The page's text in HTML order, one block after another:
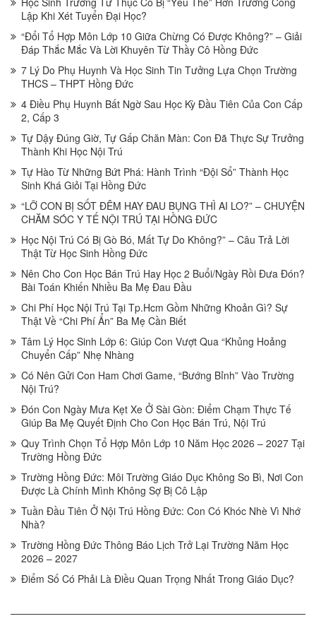
Lập Khi Xét Tuyển Đại Học?
“Đổi Tổ Hợp Môn Lớp 10 Giữa Chừng Có Được Không?” – Giải
Đáp Thắc Mắc Và Lời Khuyên Từ Thầy Cô Hồng Đức
7 Lý Do Phụ Huynh Và Học Sinh Tin Tưởng Lựa Chọn Trường
THCS – THPT Hồng Đức
4 Điều Phụ Huynh Bất Ngờ Sau Học Kỳ Đầu Tiên Của Con Cấp
2, Cấp 3
Tự Dậy Đúng Giờ, Tự Gấp Chăn Màn: Con Đã Thực Sự Trưởng
Thành Khi Học Nội Trú
Tự Hào Từ Những Bứt Phá: Hành Trình “Đội Sổ” Thành Học
Sinh Khá Giỏi Tại Hồng Đức
“LỠ CON BỊ SỐT ĐÊM HAY ĐAU BỤNG THÌ AI LO?” – CHUYỆN
CHĂM SÓC Y TẾ NỘI TRÚ TẠI HỒNG ĐỨC
Học Nội Trú Có Bị Gò Bó, Mất Tự Do Không?” – Câu Trả Lời
Thật Từ Học Sinh Hồng Đức
Nên Cho Con Học Bán Trú Hay Học 2 Buổi/Ngày Rồi Đưa Đón?
Bài Toán Khiến Nhiều Ba Mẹ Đau Đầu
Chi Phí Học Nội Trú Tại Tp.Hcm Gồm Những Khoản Gì? Sự
Thật Về “Chi Phí Ẩn” Ba Mẹ Cần Biết
Tâm Lý Học Sinh Lớp 6: Giúp Con Vượt Qua “Khủng Hoảng
Chuyển Cấp” Nhẹ Nhàng
Có Nên Gửi Con Ham Chơi Game, “Bướng Bỉnh” Vào Trường
Nội Trú?
Đón Con Ngày Mưa Kẹt Xe Ở Sài Gòn: Điểm Chạm Thực Tế
Giúp Ba Mẹ Quyết Định Cho Con Học Bán Trú, Nội Trú
Quy Trình Chọn Tổ Hợp Môn Lớp 10 Năm Học 2026 – 2027 Tại
Trường Hồng Đức
Trường Hồng Đức: Môi Trường Giáo Dục Không So Bì, Nơi Con
Được Là Chính Mình Không Sợ Bị Cô Lập
Tuần Đầu Tiên Ở Nội Trú Hồng Đức: Con Có Khóc Nhè Vì Nhớ
Nhà?
Trường Hồng Đức Thông Báo Lịch Trở Lại Trường Năm Học
2026 – 2027
Điểm Số Có Phải Là Điều Quan Trọng Nhất Trong Giáo Dục?